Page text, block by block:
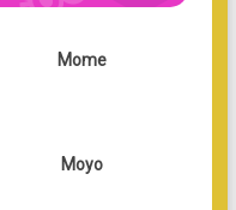
Mome
Moyo